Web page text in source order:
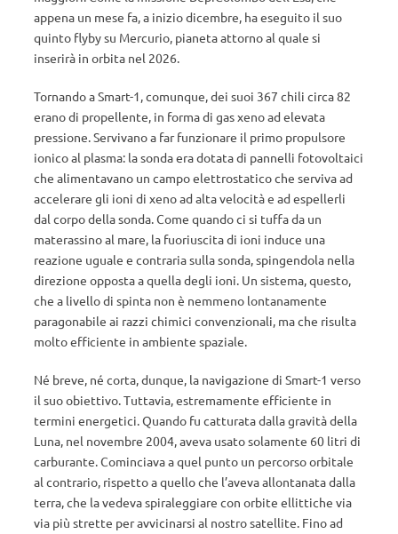
appena un mese fa, a inizio dicembre, ha eseguito il suo
quinto flyby su Mercurio, pianeta attorno al quale si
inserirà in orbita nel 2026.
Tornando a Smart-1, comunque, dei suoi 367 chili circa 82
erano di propellente, in forma di gas xeno ad elevata
pressione. Servivano a far funzionare il primo propulsore
ionico al plasma: la sonda era dotata di pannelli fotovoltaici
che alimentavano un campo elettrostatico che serviva ad
accelerare gli ioni di xeno ad alta velocità e ad espellerli
dal corpo della sonda. Come quando ci si tuffa da un
materassino al mare, la fuoriuscita di ioni induce una
reazione uguale e contraria sulla sonda, spingendola nella
direzione opposta a quella degli ioni. Un sistema, questo,
che a livello di spinta non è nemmeno lontanamente
paragonabile ai razzi chimici convenzionali, ma che risulta
molto efficiente in ambiente spaziale.
Né breve, né corta, dunque, la navigazione di Smart-1 verso
il suo obiettivo. Tuttavia, estremamente efficiente in
termini energetici. Quando fu catturata dalla gravità della
Luna, nel novembre 2004, aveva usato solamente 60 litri di
carburante. Cominciava a quel punto un percorso orbitale
al contrario, rispetto a quello che l’aveva allontanata dalla
terra, che la vedeva spiraleggiare con orbite ellittiche via
via più strette per avvicinarsi al nostro satellite. Fino ad